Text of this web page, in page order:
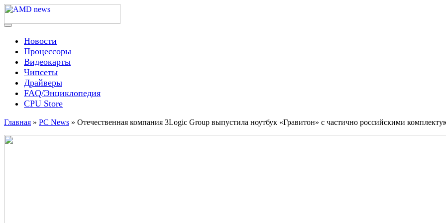
Skip
content
AMD news
Menu
Новости
Процессоры
Видеокарты
Чипсеты
Драйверы
FAQ/Энциклопедия
CPU Store
Главная » PC News » Отечественная компания 3Logic Group выпустила ноутбук «Гравитон» с частично российскими